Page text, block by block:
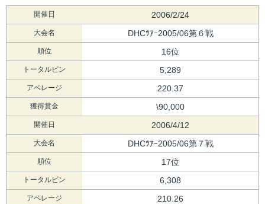
開催日 2006/2/24
大会名 DHCﾂｱｰ2005/06第６戦
順位 16位
トータルピン 5,289
アベレージ 220.37
獲得賞金 \90,000
開催日 2006/4/12
大会名 DHCﾂｱｰ2005/06第７戦
順位 17位
トータルピン 6,308
アベレージ 210.26